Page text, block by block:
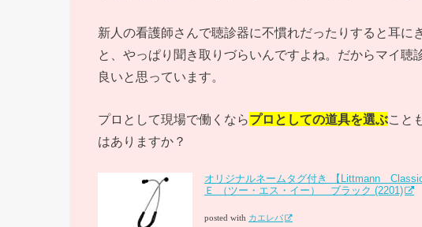
新人の看護師さんで聴診器に不慣れだったりすると耳に
と、やっぱり聞き取りづらいんですよね。だからマイ
良いと思っています。
プロとして現場で働くならプロとしての道具を選ぶこと
はありますか？
オリジナルネームタグ付き 【Littmann
Ｅ （ツー・エス・イー） ブラック (2201)
posted with カエレバ